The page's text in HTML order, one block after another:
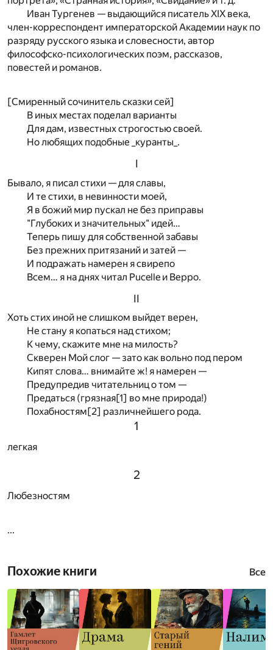
Иван Тургенев — выдающийся писатель XIX века,
член-корреспондент императорской Академии наук по
разряду русского языка и словесности, автор
философско-психологических поэм, рассказов,
повестей и романов.
[Смиренный сочинитель сказки сей]
В иных местах поделал варианты
Для дам, известных строгостью своей.
Но любящих подобные _куранты_.
I
Бывало, я писал стихи — для славы,
И те стихи, в невинности моей,
Я в божий мир пускал не без приправы
"Глубоких и значительных" идей…
Теперь пишу для собственной забавы
Без прежних притязаний и затей —
И подражать намерен я свирепо
Всем… я на днях читал Pucelle и Верро.
II
Хоть стих иной не слишком выйдет верен,
Не стану я копаться над стихом;
К чему, скажите мне на милость?
Скверен Мой слог — зато как вольно под пером
Кипят слова… внимайте ж! я намерен —
Предупредив читательниц о том —
Предаться (грязная[1] во мне природа!)
Похабностям [2] различнейшего рода.
1
легкая
2
Любезностям
...
Похожие книги Все